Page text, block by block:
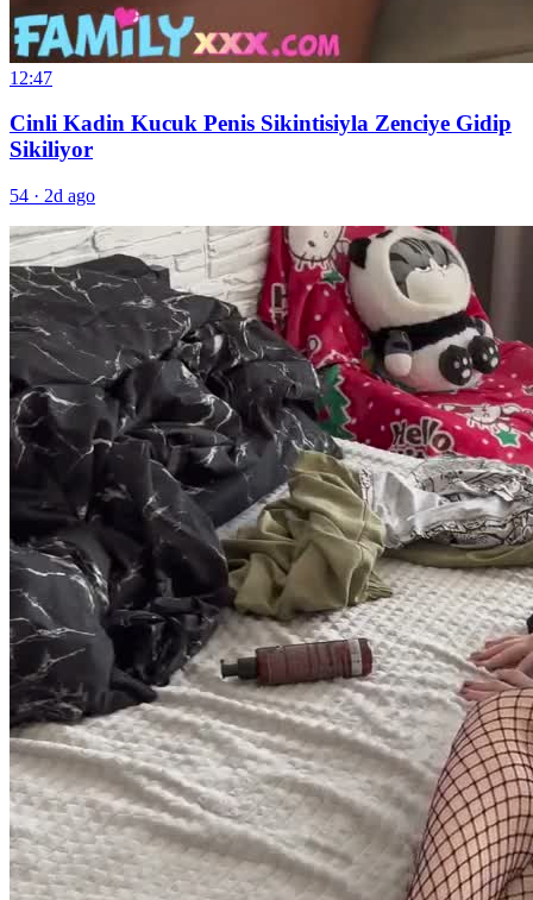
12:47
Cinli Kadin Kucuk Penis Sikintisiyla Zenciye Gidip
Sikiliyor
54 · 2d ago